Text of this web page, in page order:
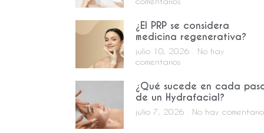
¿El PRP se considera
medicina regenerativa?
julio 10, 2026
No hay
comentarios
¿Qué sucede en cada
de un Hydrafacial?
julio 7, 2026 No hay